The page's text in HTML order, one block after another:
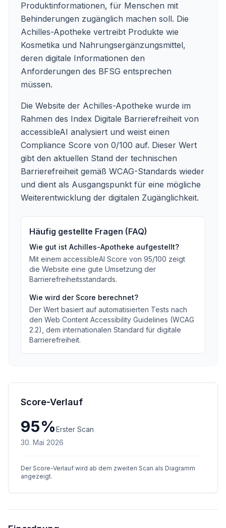
Produktinformationen, für Menschen mit
Behinderungen zugänglich machen soll. Die
Achilles-Apotheke vertreibt Produkte wie
Kosmetika und Nahrungsergänzungsmittel,
deren digitale Informationen den
Anforderungen des BFSG entsprechen
müssen.
Die Website der Achilles-Apotheke wurde im
Rahmen des Index Digitale Barrierefreiheit von
accessibleAI analysiert und weist einen
Compliance Score von 0/100 auf. Dieser Wert
gibt den aktuellen Stand der technischen
Barrierefreiheit gemäß WCAG-Standards wieder
und dient als Ausgangspunkt für eine mögliche
Weiterentwicklung der digitalen Zugänglichkeit.
Häufig gestellte Fragen (FAQ)
Wie gut ist Achilles-Apotheke aufgestellt?
Mit einem accessibleAI Score von 95/100 zeigt
die Website eine gute Umsetzung der
Barrierefreiheitsstandards.
Wie wird der Score berechnet?
Der Wert basiert auf automatisierten Tests nach
den Web Content Accessibility Guidelines (WCAG
2.2), dem internationalen Standard für digitale
Barrierefreiheit.
Score-Verlauf
95%Erster Scan
30. Mai 2026
Der Score-Verlauf wird ab dem zweiten Scan als Diagramm
angezeigt.